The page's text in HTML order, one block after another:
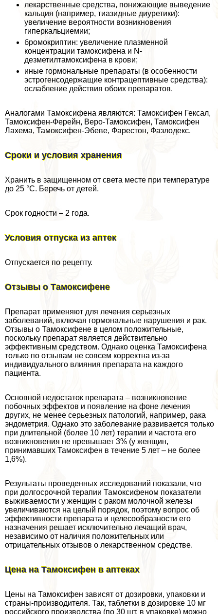
лекарственные средства, понижающие выведение
кальция (например, тиазидные диуретики):
увеличение вероятности возникновения
гиперкальциемии;
бромокриптин: увеличение плазменной
концентрации тамоксифена и N-
дезметилтамоксифена в крови;
иные гормональные препараты (в особенности
эстрогенсодержащие кoнтpaцептивные средства):
ослабление действия обоих препаратов.
Аналогами Тамоксифена являются: Тамоксифен Гексал,
Тамоксифен-Ферейн, Веро-Тамоксифен, Тамоксифен
Лахема, Тамоксифен-Эбеве, Фарестон, Фазлодекс.
Сроки и условия хранения
Хранить в защищенном от света месте при температуре
до 25 °C. Беречь от детей.
Срок годности – 2 года.
Условия отпуска из аптек
Отпускается по рецепту.
Отзывы о Тамоксифене
Препарат применяют для лечения серьезных
заболеваний, включая гормональные нарушения и paк.
Отзывы о Тамоксифене в целом положительные,
поскольку препарат является действительно
эффективным средством. Однако оценка Тамоксифена
только по отзывам не совсем корректна из-за
индивидуального влияния препарата на каждого
пациента.
Основной недостаток препарата – возникновение
побочных эффектов и появление на фоне лечения
других, не менее серьезных патологий, например, paка
эндометрия. Однако это заболевание развивается только
при длительной (более 10 лет) терапии и частота его
возникновения не превышает 3% (у женщин,
принимавших Тамоксифен в течение 5 лет – не более
1,6%).
Результаты проведенных исследований показали, что
при долгосрочной терапии Тамоксифеном показатели
выживаемости у женщин с paком молочной железы
увеличиваются на целый порядок, поэтому вопрос об
эффективности препарата и целесообразности его
назначения решает исключительно лечащий врач,
независимо от наличия положительных или
отрицательных отзывов о лекарственном средстве.
Цена на Тамоксифен в аптеках
Цены на Тамоксифен зависят от дозировки, упаковки и
страны-производителя. Так, таблетки в дозировке 10 мг
российского производства (по 30 шт. в упаковке) можно